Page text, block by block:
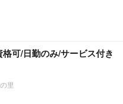
格可/日勤のみ/サービス付き
里